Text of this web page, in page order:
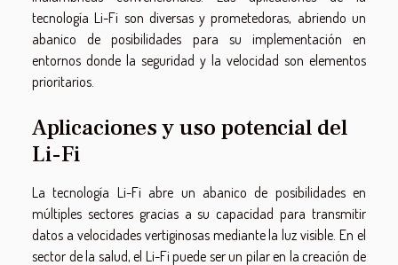
tecnología Li-Fi son diversas y prometedoras, abriendo un
abanico de posibilidades para su implementación en
entornos donde la seguridad y la velocidad son elementos
prioritarios.
Aplicaciones y uso potencial del
Li-Fi
La tecnología Li-Fi abre un abanico de posibilidades en
múltiples sectores gracias a su capacidad para transmitir
datos a velocidades vertiginosas mediante la luz visible. En el
sector de la salud, el Li-Fi puede ser un pilar en la creación de